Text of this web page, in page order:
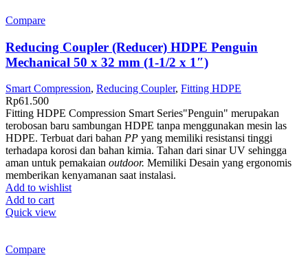
Compare
Reducing Coupler (Reducer) HDPE Penguin
Mechanical 50 x 32 mm (1-1/2 x 1″)
Smart Compression, Reducing Coupler, Fitting HDPE
Rp61.500
Fitting HDPE Compression Smart Series"Penguin" merupakan
terobosan baru sambungan HDPE tanpa menggunakan mesin las
HDPE. Terbuat dari bahan PP yang memiliki resistansi tinggi
terhadapa korosi dan bahan kimia. Tahan dari sinar UV sehingga
aman untuk pemakaian outdoor. Memiliki Desain yang ergonomis
memberikan kenyamanan saat instalasi.
Add to wishlist
Add to cart
Quick view
Compare